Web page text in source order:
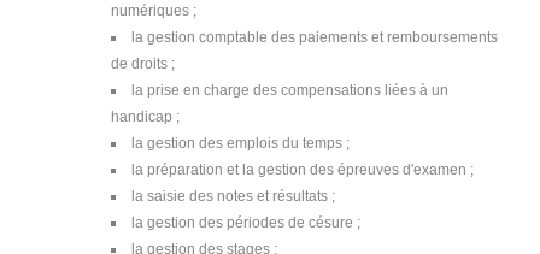
numériques ;
la gestion comptable des paiements et remboursements
de droits ;
la prise en charge des compensations liées à un
handicap ;
la gestion des emplois du temps ;
la préparation et la gestion des épreuves d'examen ;
la saisie des notes et résultats ;
la gestion des périodes de césure ;
la gestion des stages ;